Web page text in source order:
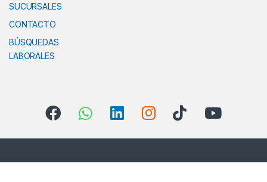
SUCURSALES
CONTACTO
BÚSQUEDAS
LABORALES